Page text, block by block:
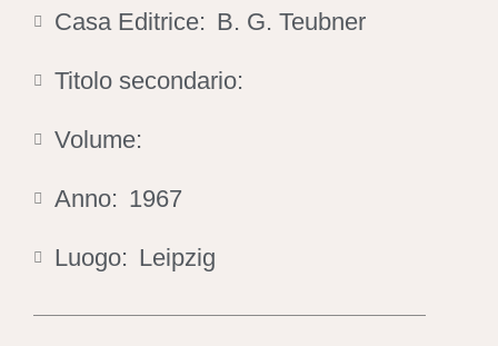
Casa Editrice: B. G. Teubner
Titolo secondario:
Volume:
Anno: 1967
Luogo: Leipzig